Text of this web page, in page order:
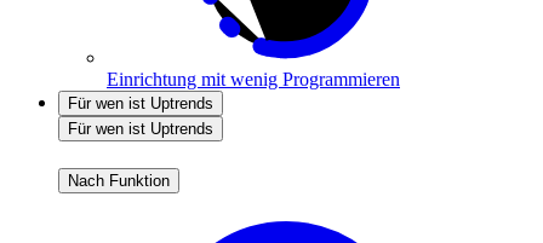
Einrichtung mit wenig Programmieren
Für wen ist Uptrends
Für wen ist Uptrends
Nach Funktion